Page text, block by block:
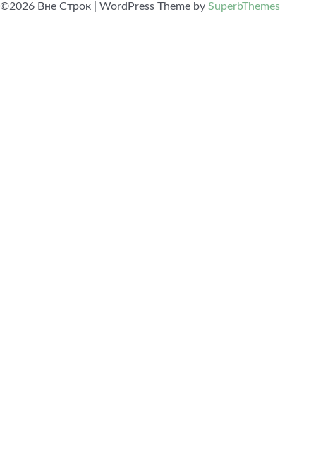
©2026 Вне Строк | WordPress Theme by SuperbThemes